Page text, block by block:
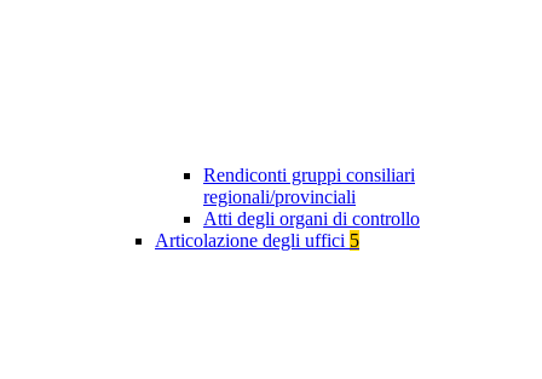
Rendiconti gruppi consiliari
regionali/provinciali
Atti degli organi di controllo
Articolazione degli uffici 5